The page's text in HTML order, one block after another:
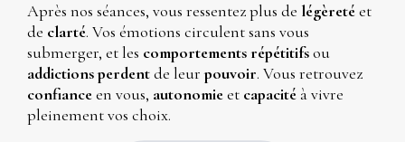
Après nos séances, vous ressentez plus de légèreté et
de clarté. Vos émotions circulent sans vous
submerger, et les comportements répétitifs
addictions perdent de leur pouvoir
confiance en vous, autonomie et capacité à vivre
pleinement vos choix.